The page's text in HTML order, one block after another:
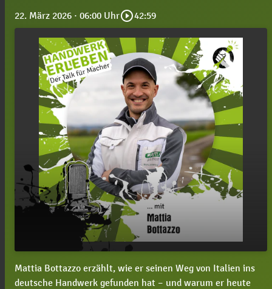
22. März 2026 · 06:00 Uhrplay_circle_outline42:59
play_arrow #160 Mattia Bottazzo, können Naturbaustoffe
das Raumklima verbessern?
Mattia Bottazzo erzählt, wie er seinen Weg von Italien ins
deutsche Handwerk gefunden hat – und warum er heute